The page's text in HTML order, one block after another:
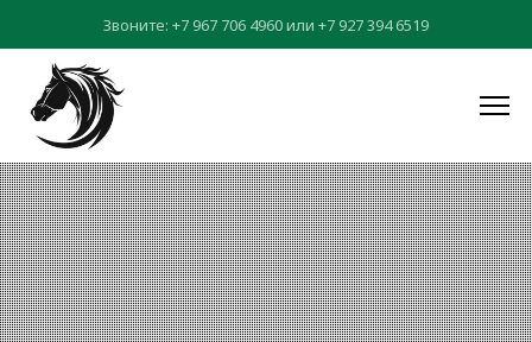
Звоните: +7 967 706 4960или +7 927 394 6519